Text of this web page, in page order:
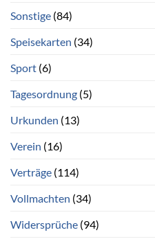
Sonstige (84)
Speisekarten (34)
Sport (6)
Tagesordnung (5)
Urkunden (13)
Verein (16)
Verträge (114)
Vollmachten (34)
Widersprüche (94)